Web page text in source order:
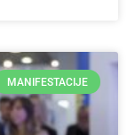
MANIFESTACIJE